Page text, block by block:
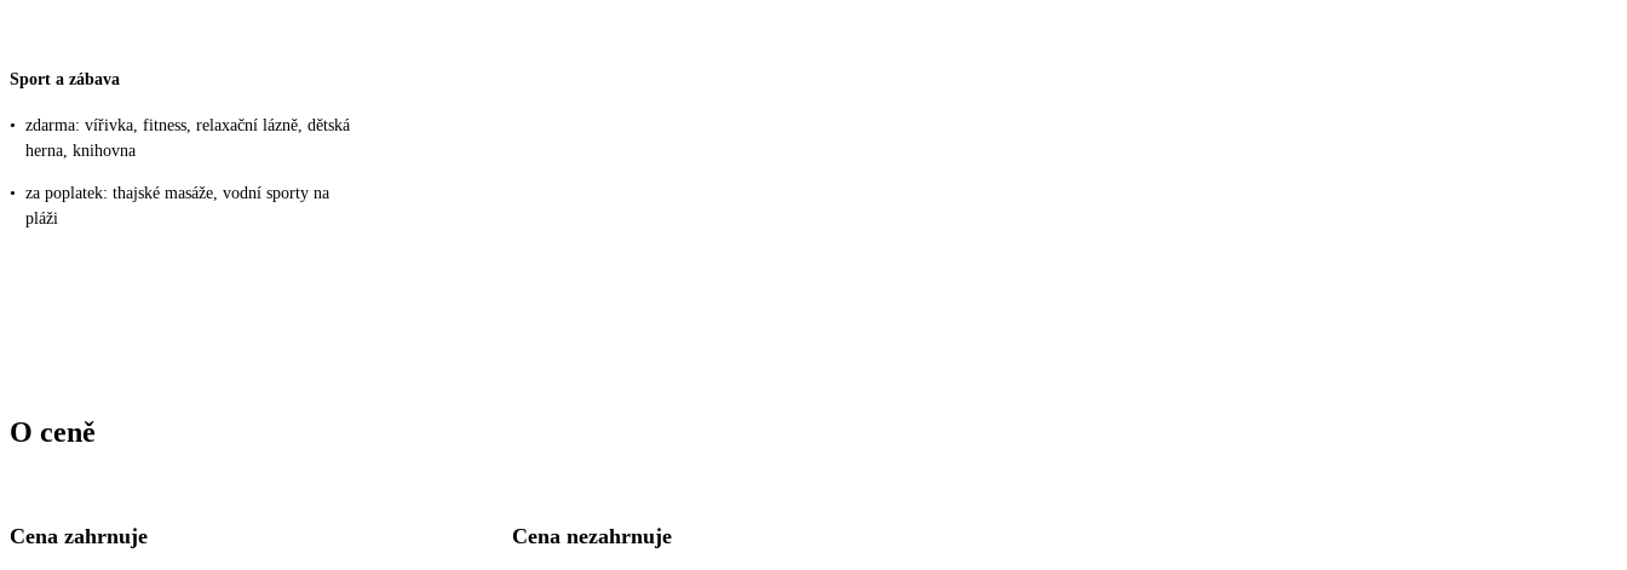
Sport a zábava
• zdarma: vířivka, fitness, relaxační lázně, dětská
herna, knihovna
• za poplatek: thajské masáže, vodní sporty na
pláži
O ceně
Cena zahrnuje Cena nezahrnuje